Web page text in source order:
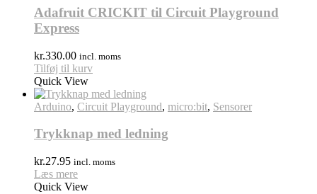
Adafruit CRICKIT til Circuit Playground
Express
kr.330.00 incl. moms
Tilføj til kurv
Quick View
Arduino, Circuit Playground, micro:bit, Sensorer
Trykknap med ledning
kr.27.95 incl. moms
Læs mere
Quick View